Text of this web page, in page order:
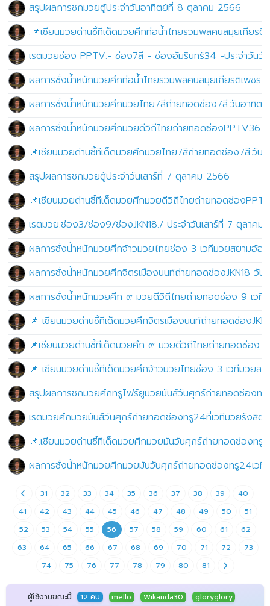
สรุปผลการชกมวยตู้ประจำวันอาทิตย์ที่ 8 ตุลาคม 2566
.📌เซียนมวยด่านชี้ทีเด็ดมวยศึกท่อน้ำไทยรวมพลคนสมุยเกียร
เรตมวยช่อง PPTV.- ช่อง7สี - ช่องอัมรินทร์34 -ประจำวัน
ผลการชั่งน้ำหนักมวยศึกท่อน้ำไทยรวมพลคนสมุยเกียรติเพชร
ผลการชั่งน้ำหนักมวยศึกมวยไทย7สีถ่ายทอดช่อง7สี.วันอาทิต
ผลการชั่งน้ำหนักมวยศึกมวยดีวิถีไทยถ่ายทอดช่อง
📌เซียนมวยด่านชี้ทีเด็ดมวยศึกมวยไทย7สีถ่ายทอดช่อง7สี.วั
สรุปผลการชกมวยตู้ประจำวันเสาร์ที่ 7 ตุลาคม 2566
📌เซียนมวยด่านชี้ทีเด็ดมวยศึกมวยดีวิถีไทยถ่ายทอดช่อง
เรตมวย.ช่อง3/ช่อง9/ช่องJKN18./ ประจำวันเสาร์ที่ 7 ตุลาคม
ผลการชั่งน้ำหนักมวยศึกจ้าวมวยไทยช่อง 3 เวทีมวยสยามอ้อ
ผลการชั่งน้ำหนักมวยศึกจิตรเมืองนนท์ถ่ายทอดช่องJKN18 วั
ผลการชั่งน้ำหนักมวยศึก ๙ มวยดีวิถีไทยถ่ายทอดช่อง 9 เวที
📌 เซียนมวยด่านชี้ทีเด็ดมวยศึกจิตรเมืองนนท์ถ่ายทอดช่อง
📌เซียนมวยด่านชี้ทีเด็ดมวยศึก ๙ มวยดีวิถีไทยถ่ายทอดช่อง
📌 เซียนมวยด่านชี้ทีเด็ดมวยศึกจ้าวมวยไทยช่อง 3 เวทีมวยส
สรุปผลการชกมวยศึกทรูโฟร์ยูมวยมันส์วันศุกร์ถ่ายทอดช่อง
เรตมวยศึกมวยมันส์วันศุกร์ถ่ายทอดช่องทรู24ที่เวทีมวยรังสิ
📌.เซียนมวยด่านชี้ทีเด็ดมวยศึกมวยมันวันศุกร์ถ่ายทอดช่องท
ผลการชั่งน้ำหนักมวยศึกมวยมันวันศุกร์ถ่ายทอดช่องทรู24เว
31 32 33 34 35 36 37 38 39
40
41
42 43 44 45 46 47 48 49 50
51
52
53 54 55 56 57 58 59 60 61
62
63
64 65 66 67 68 69 70 71 72
73
74
75 76 77 78 79 80 81
ผู้ใช้งานขณะนี้: 12 คน mello Wikanda30 gloryglory